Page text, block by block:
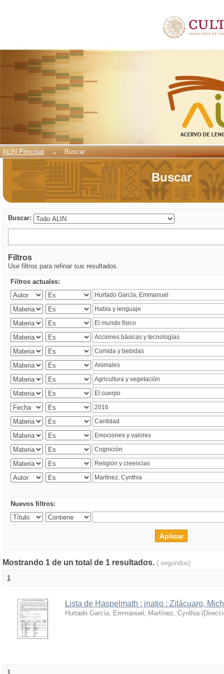
ALIN Principal → Buscar
Buscar
Buscar:
Filtros
Use filtros para refinar sus resultados.
Filtros actuales:
Nuevos filtros:
Mostrando 1 de un total de 1 resultados. ( segundos)
1
Lista de Haspelmath : jnatjo : Zitácuaro,
Hurtado García, Emmanuel ; Martínez, Cynthia (
1